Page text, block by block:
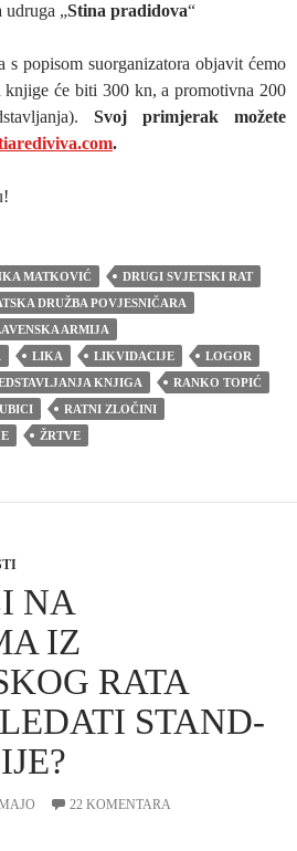
udruga „Stina pradidova“
s popisom suorganizatora objavit ćemo
knjige će biti 300 kn, a promotivna 200
Svoj primjerak možete
.
MATKOVIĆ
DRUGI SVJETSKI RAT
DRUŽBA POVJESNIČARA
ARMIJA
LIKA LIKVIDACIJE
LOGOR
KNJIGA
RANKO TOPIĆ
RATNI ZLOČINI
ŽRTVE
NA
IZ
RATA
STAND-
22 KOMENTARA